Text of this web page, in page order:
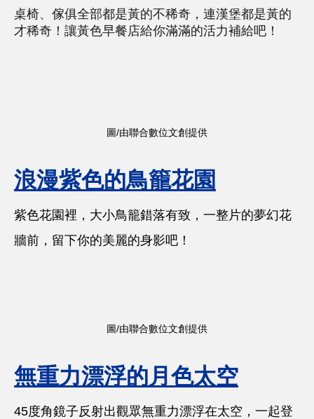
桌椅、傢俱全部都是黃的不稀奇，連漢堡都是黃的
才稀奇！讓黃色早餐店給你滿滿的活力補給吧！
圖/由聯合數位文創提供
浪漫紫色的鳥籠花園
紫色花園裡，大小鳥籠錯落有致，一整片的夢幻花
牆前，留下你的美麗的身影吧！
圖/由聯合數位文創提供
無重力漂浮的月色太空
45度角鏡子反射出觀眾無重力漂浮在太空，一起登